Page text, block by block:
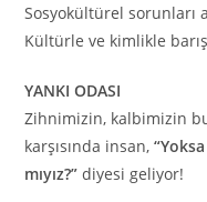
Sosyokültürel sorunları
Kültürle ve kimlikle
YANKI ODASI
Zihnimizin, kalbimizin
karşısında insan,
mıyız?” diyesi geliyor!